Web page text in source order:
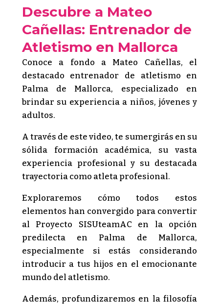
Descubre a Mateo
Cañellas: Entrenador de
Atletismo en Mallorca
Conoce a fondo a Mateo Cañellas, el
destacado entrenador de atletismo en
Palma de Mallorca, especializado en
brindar su experiencia a niños, jóvenes y
adultos.
A través de este video, te sumergirás en su
sólida formación académica, su vasta
experiencia profesional y su destacada
trayectoria como atleta profesional.
Exploraremos cómo todos estos
elementos han convergido para convertir
al Proyecto SISUteamAC en la opción
predilecta en Palma de Mallorca,
especialmente si estás considerando
introducir a tus hijos en el emocionante
mundo del atletismo.
Además, profundizaremos en la filosofía